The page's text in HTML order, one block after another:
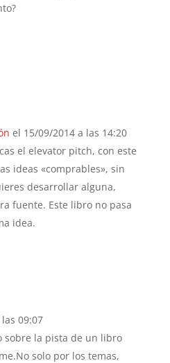
el 15/09/2014 a las 14:20
el elevator pitch, con este
ideas «comprables», sin
desarrollar alguna,
fuente. Este libro no pasa
idea.
09:07
sobre la pista de un libro
solo por los temas,